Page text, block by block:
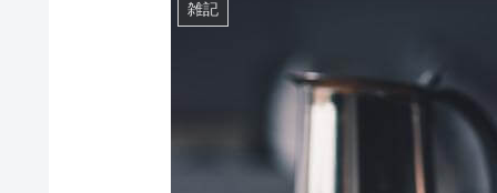
雑記